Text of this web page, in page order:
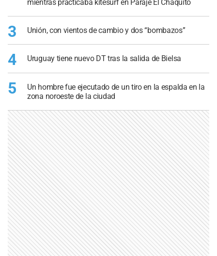
mientras practicaba kitesurf en Paraje El Chaquito
3 Unión, con vientos de cambio y dos “bombazos”
4 Uruguay tiene nuevo DT tras la salida de Bielsa
5
Un hombre fue ejecutado de un tiro en la espalda en la
zona noroeste de la ciudad